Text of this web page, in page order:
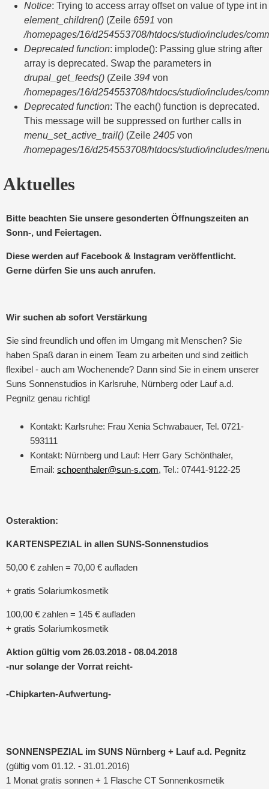
Notice: Trying to access array offset on value of type int in
element_children() (Zeile 6591 von
/homepages/16/d254553708/htdocs/studio/includes/
Deprecated function: implode(): Passing glue string after
array is deprecated. Swap the parameters in
drupal_get_feeds() (Zeile 394 von
/homepages/16/d254553708/htdocs/studio/includes/
Deprecated function: The each() function is deprecated.
This message will be suppressed on further calls in
menu_set_active_trail() (Zeile 2405 von
/homepages/16/d254553708/htdocs/studio/includes/
Aktuelles
Bitte beachten Sie unsere gesonderten Öffnungszeiten an
Sonn-, und Feiertagen.
Diese werden auf Facebook & Instagram veröffentlicht.
Gerne dürfen Sie uns auch anrufen.
Wir suchen ab sofort Verstärkung
Sie sind freundlich und offen im Umgang mit Menschen? Sie
haben Spaß daran in einem Team zu arbeiten und sind zeitlich
flexibel - auch am Wochenende? Dann sind Sie in einem unserer
Suns Sonnenstudios in Karlsruhe, Nürnberg oder Lauf a.d.
Pegnitz genau richtig!
Kontakt: Karlsruhe: Frau Xenia Schwabauer, Tel. 0721-
593111
Kontakt: Nürnberg und Lauf: Herr Gary Schönthaler,
Email: schoenthaler@sun-s.com, Tel.: 07441-9122-25
Osteraktion:
KARTENSPEZIAL in allen SUNS-Sonnenstudios
50,00 € zahlen = 70,00 € aufladen
+ gratis Solariumkosmetik
100,00 € zahlen = 145 € aufladen
+ gratis Solariumkosmetik
Aktion gültig vom 26.03.2018 - 08.04.2018
-nur solange der Vorrat reicht-
-Chipkarten-Aufwertung-
SONNENSPEZIAL im SUNS Nürnberg + Lauf a.d. Pegnitz
(gültig vom 01.12. - 31.01.2016)
1 Monat gratis sonnen + 1 Flasche CT Sonnenkosmetik